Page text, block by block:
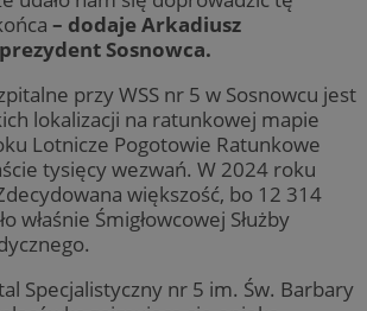
– dodaje Arkadiusz
Sosnowca.
przy WSS nr 5 w Sosnowcu jest
lokalizacji na ratunkowej mapie
Lotnicze Pogotowie Ratunkowe
tysięcy wezwań. W 2024 roku
większość, bo 12 314
właśnie Śmigłowcowej Służby
Specjalistyczny nr 5 im. Św. Barbary